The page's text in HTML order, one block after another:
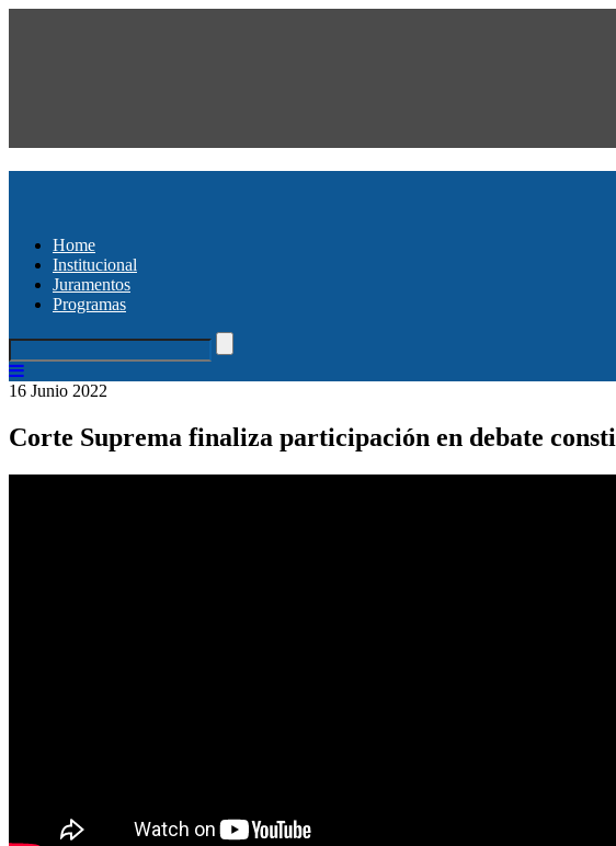
Home
Institucional
Juramentos
Programas
16 Junio 2022
Corte Suprema finaliza participación en debate